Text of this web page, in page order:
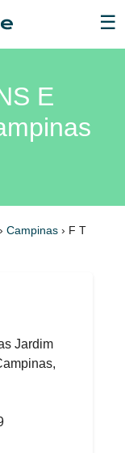
☰
E
› Campinas › F T
Jardim